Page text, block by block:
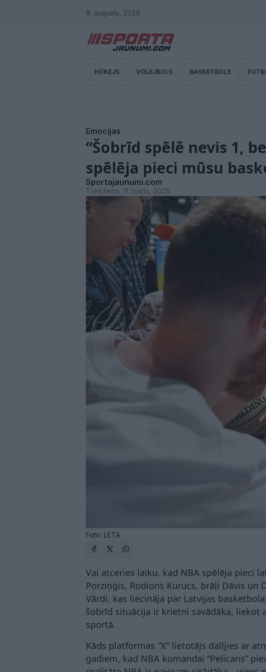
9. augusts, 2026
HOKEJS VOLEJBOLS BASKETBOLS
Emocijas
“Šobrīd spēlē nevis 1,
spēlēja pieci mūsu
Sportajaunumi.com
Trešdiena, 11. marts, 2026
Foto: LETA
Vai atceries laiku, kad NBA spēlēja pieci
Porziņģis, Rodions Kurucs, brāļi Dāvis un
Vārdi, kas liecināja par Latvijas
šobrīd situācija ir krietni savādāka,
sportā.
Kāds platformas “X” lietotājs dalījies ar
gadiem, kad NBA komandai “Pelicans”